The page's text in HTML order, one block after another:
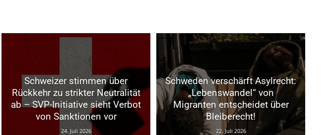
Schweizer stimmen über
Rückkehr zu strikter Neutralität
ab – SVP-Initiative sieht Verbot
von Sanktionen vor
24. Juli 2026
Schweden verschärft Asylrecht:
„Lebenswandel“ von
Migranten entscheidet über
Bleiberecht!
22. Juli 2026